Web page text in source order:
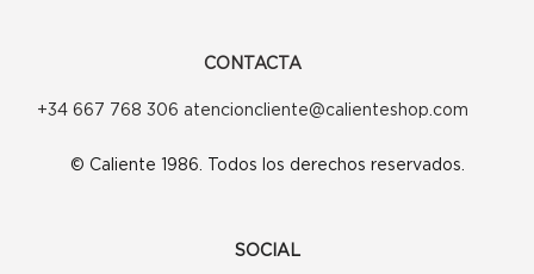
CONTACTA
+34 667 768 306 atencioncliente@calienteshop.com
© Caliente 1986. Todos los derechos reservados.
SOCIAL